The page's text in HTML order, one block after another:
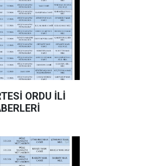
ORDU İLİ